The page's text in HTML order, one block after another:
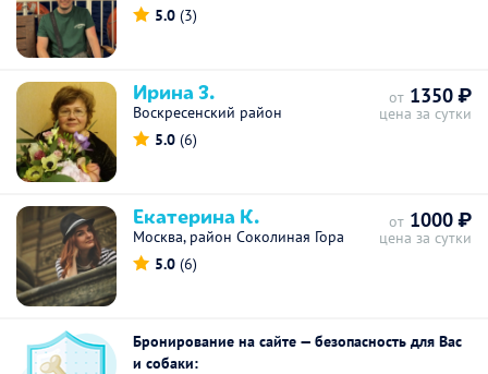
5.0 (3)
Ирина З.
Воскресенский район
5.0 (6)
от 1350 ₽
цена за сутки
Екатерина К.
Москва, район Соколиная Гора
5.0 (6)
от 1000 ₽
цена за сутки
Бронирование на сайте — безопасность для Вас
и собаки: